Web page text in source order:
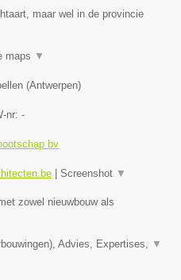
maar wel in de provincie
maps ▼
(Antwerpen)
nr: -
bv
Screenshot ▼
zowel nieuwbouw als
Advies, Expertises, ▼